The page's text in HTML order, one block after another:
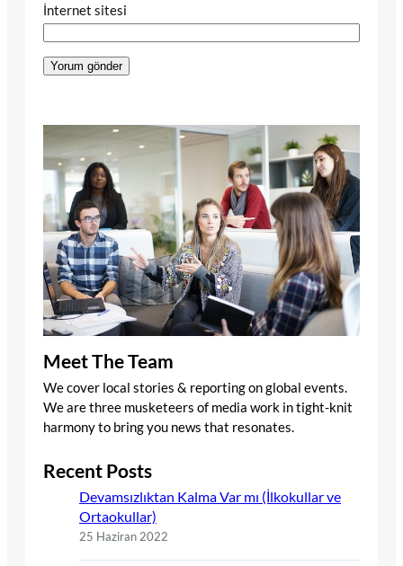
İnternet sitesi
Meet The Team
We cover local stories & reporting on global events.
We are three musketeers of media work in tight-knit
harmony to bring you news that resonates.
Recent Posts
Devamsızlıktan Kalma Var mı (İlkokullar ve
Ortaokullar)
25 Haziran 2022